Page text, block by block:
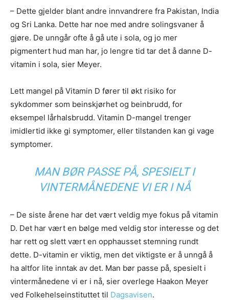
– Dette gjelder blant andre innvandrere fra Pakistan, India
og Sri Lanka. Dette har noe med andre solingsvaner å
gjøre. De unngår ofte å gå ute i sola, og jo mer
pigmentert hud man har, jo lengre tid tar det å danne D-
vitamin i sola, sier Meyer.
Lett mangel på Vitamin D fører til økt risiko for
sykdommer som beinskjørhet og beinbrudd, for
eksempel lårhalsbrudd. Vitamin D-mangel trenger
imidlertid ikke gi symptomer, eller tilstanden kan gi vage
symptomer.
MAN BØR PASSE PÅ, SPESIELT I
VINTERMÅNEDENE VI ER I NÅ
– De siste årene har det vært veldig mye fokus på vitamin
D. Det har vært en bølge med veldig stor interesse og det
har rett og slett vært en opphausset stemning rundt
dette. D-vitamin er viktig, men det viktigste er å unngå å
ha altfor lite inntak av det. Man bør passe på, spesielt i
vintermånedene vi er i nå, sier overlege Haakon Meyer
ved Folkehelseinstituttet til Dagsavisen.